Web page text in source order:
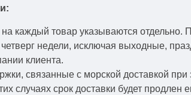
каждый товар указываются отдельно.
четверг недели, исключая выходные,
клиента.
связанные с морской доставкой
случаях срок доставки будет продлен